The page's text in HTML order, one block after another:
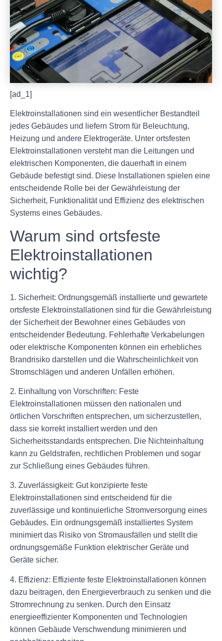
[ad_1]
Elektroinstallationen sind ein wesentlicher Bestandteil
jedes Gebäudes und liefern Strom für Beleuchtung,
Heizung und andere Elektrogeräte. Unter ortsfesten
Elektroinstallationen versteht man die Leitungen und
elektrischen Komponenten, die dauerhaft in einem
Gebäude befestigt sind. Diese Installationen spielen eine
entscheidende Rolle bei der Gewährleistung der
Sicherheit, Funktionalität und Effizienz des elektrischen
Systems eines Gebäudes.
Warum sind ortsfeste
Elektroinstallationen
wichtig?
1. Sicherheit: Ordnungsgemäß installierte und gewartete
ortsfeste Elektroinstallationen sind für die Gewährleistung
der Sicherheit der Bewohner eines Gebäudes von
entscheidender Bedeutung. Fehlerhafte Verkabelungen
oder elektrische Komponenten können ein erhebliches
Brandrisiko darstellen und die Wahrscheinlichkeit von
Stromschlägen und anderen Unfällen erhöhen.
2. Einhaltung von Vorschriften: Feste
Elektroinstallationen müssen den nationalen und
örtlichen Vorschriften entsprechen, um sicherzustellen,
dass sie korrekt installiert werden und den
Sicherheitsstandards entsprechen. Die Nichteinhaltung
kann zu Geldstrafen, rechtlichen Problemen und sogar
zur Schließung eines Gebäudes führen.
3. Zuverlässigkeit: Gut konzipierte feste
Elektroinstallationen sind entscheidend für die
zuverlässige und kontinuierliche Stromversorgung eines
Gebäudes. Ein ordnungsgemäß installiertes System
minimiert das Risiko von Stromausfällen und stellt die
ordnungsgemäße Funktion elektrischer Geräte und
Geräte sicher.
4. Effizienz: Effiziente feste Elektroinstallationen können
dazu beitragen, den Energieverbrauch zu senken und die
Stromrechnung zu senken. Durch den Einsatz
energieeffizienter Komponenten und Technologien
können Gebäude Verschwendung minimieren und